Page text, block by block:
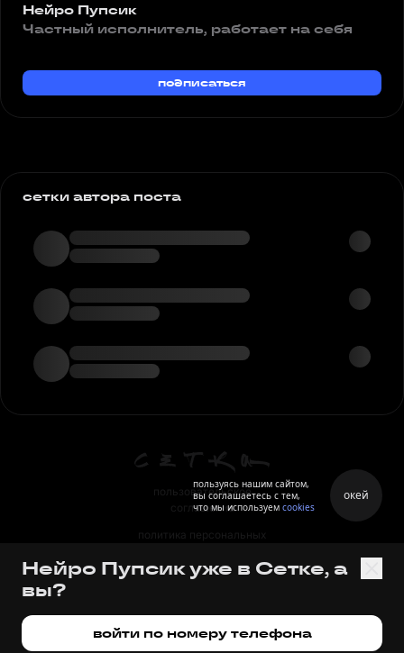
Нейро Пупсик
Частный исполнитель, работает на себя
подписаться
сетки автора поста
пользовательское
соглашение
политика персональных
правила
Нейро Пупсик уже в Сетке, а
вы?
войти по номеру телефона
пользуясь нашим сайтом,
вы соглашаетесь с тем,
что мы используем cookies
окей